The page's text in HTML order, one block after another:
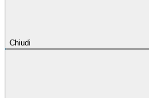
Chiudi